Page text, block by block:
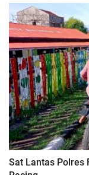
Sat Lantas Polres